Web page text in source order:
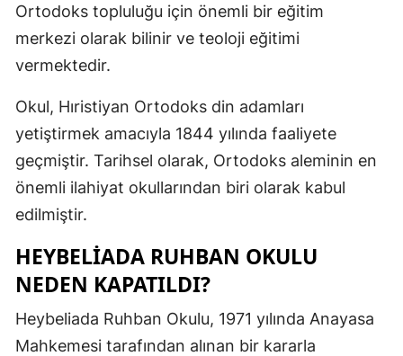
İzmir
Kırşehir
Ortodoks topluluğu için önemli bir eğitim
merkezi olarak bilinir ve teoloji eğitimi
vermektedir.
Okul, Hıristiyan Ortodoks din adamları
yetiştirmek amacıyla 1844 yılında faaliyete
geçmiştir. Tarihsel olarak, Ortodoks aleminin en
önemli ilahiyat okullarından biri olarak kabul
edilmiştir.
HEYBELIADA RUHBAN OKULU
NEDEN KAPATILDI?
Heybeliada Ruhban Okulu, 1971 yılında Anayasa
Mahkemesi tarafından alınan bir kararla